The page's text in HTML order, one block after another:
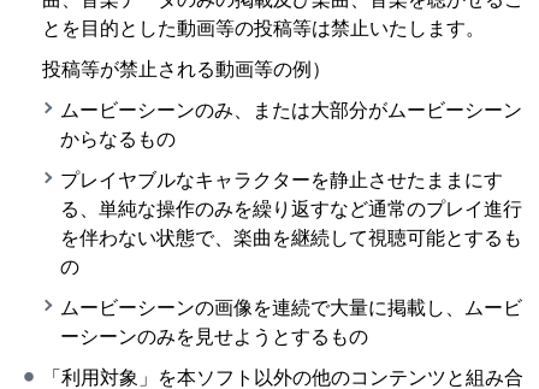
とを目的とした動画等の投稿等は禁止いたします。
投稿等が禁止される動画等の例）
ムービーシーンのみ、または大部分がムービーシーン
からなるもの
プレイヤブルなキャラクターを静止させたままにす
る、単純な操作のみを繰り返すなど通常のプレイ進行
を伴わない状態で、楽曲を継続して視聴可能とするも
の
ムービーシーンの画像を連続で大量に掲載し、ムービ
ーシーンのみを見せようとするもの
「利用対象」を本ソフト以外の他のコンテンツと組み合